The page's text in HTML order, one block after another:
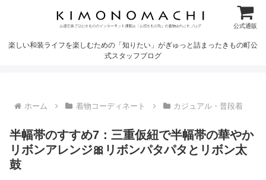
公式通販
楽しい和装ライフを楽しむための「知りたい」がぎゅっと詰まったきもの町公
式スタッフブログ
ホーム 着物コーディネート カジュアル・普段着
半幅帯のすすめ7：三重仮紐で半幅帯の華やか
リボンアレンジ🎀リボンパタパタとリボン太
鼓